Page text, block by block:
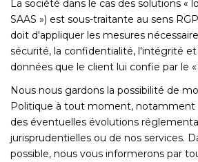
La société dans le cas des solutions «
SAAS ») est sous-traitante au sens
doit d'appliquer les mesures
sécurité, la confidentialité, l'intégrité
données que le client lui confie par le «
Nous nous gardons la possibilité de
Politique à tout moment, notamment
des éventuelles évolutions
jurisprudentielles ou de nos services.
possible, nous vous informerons par